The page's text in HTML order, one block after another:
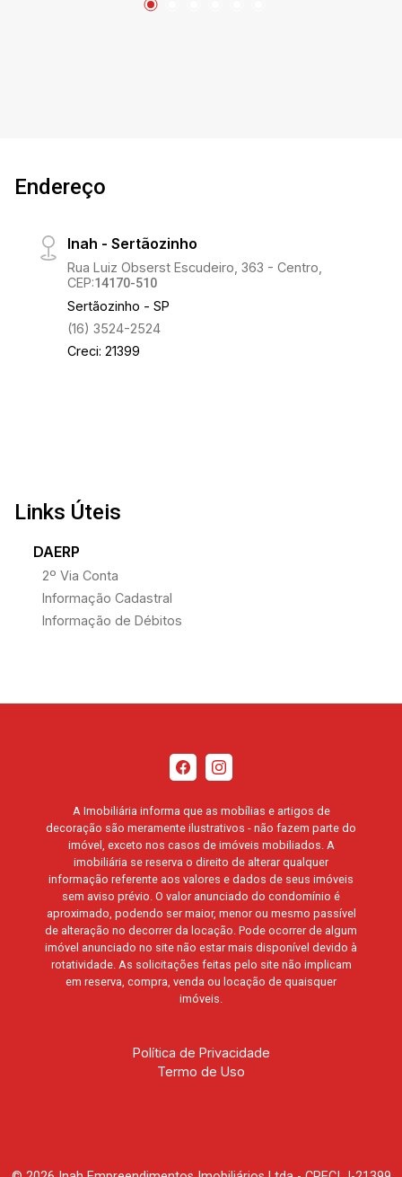
GARAGEM COBERTA. O CONDOMÍNIO POSSUI
Endereço
Inah - Sertãozinho
Rua Luiz Obserst Escudeiro, 363 - Centro,
CEP:14170-510
Sertãozinho - SP
(16) 3524-2524
Creci: 21399
Links Úteis
DAERP
2º Via Conta
Informação Cadastral
Informação de Débitos
A Imobiliária informa que as mobílias e artigos de
decoração são meramente ilustrativos - não fazem parte do
imóvel, exceto nos casos de imóveis mobiliados. A
imobiliária se reserva o direito de alterar qualquer
informação referente aos valores e dados de seus imóveis
sem aviso prévio. O valor anunciado do condomínio é
aproximado, podendo ser maior, menor ou mesmo passível
de alteração no decorrer da locação. Pode ocorrer de algum
imóvel anunciado no site não estar mais disponível devido à
rotatividade. As solicitações feitas pelo site não implicam
em reserva, compra, venda ou locação de quaisquer
imóveis.
Política de Privacidade
Termo de Uso